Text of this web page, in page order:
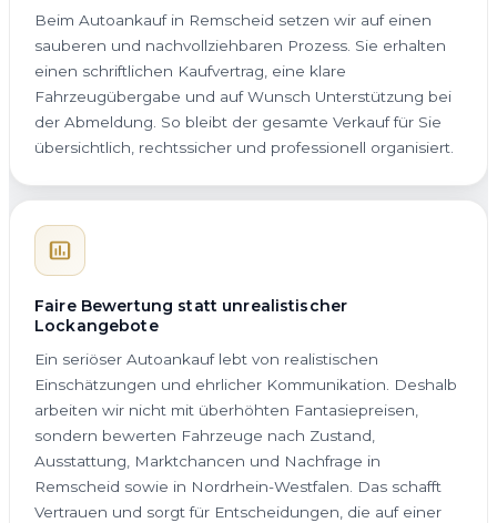
Beim Autoankauf in Remscheid setzen wir auf einen
sauberen und nachvollziehbaren Prozess. Sie erhalten
einen schriftlichen Kaufvertrag, eine klare
Fahrzeugübergabe und auf Wunsch Unterstützung bei
der Abmeldung. So bleibt der gesamte Verkauf für Sie
übersichtlich, rechtssicher und professionell organisiert.
Faire Bewertung statt unrealistischer
Lockangebote
Ein seriöser Autoankauf lebt von realistischen
Einschätzungen und ehrlicher Kommunikation. Deshalb
arbeiten wir nicht mit überhöhten Fantasiepreisen,
sondern bewerten Fahrzeuge nach Zustand,
Ausstattung, Marktchancen und Nachfrage in
Remscheid sowie in Nordrhein-Westfalen. Das schafft
Vertrauen und sorgt für Entscheidungen, die auf einer